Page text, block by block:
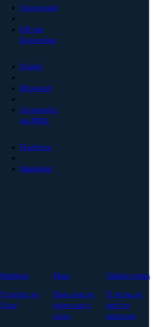
Οικονομικά
·
HR και
Κουλτούρα
Προϊόν
·
Μηχανική
·
Λειτουργίες
και PMO
Πωλήσεις
·
Marketing
Briefings
Τι πρέπει να
ξέρω;
Plans
Ποιο είναι το
πλάνο και τι
μένει;
Talking points
Τι να πω σε
αυτή τη
σύσκεψη;